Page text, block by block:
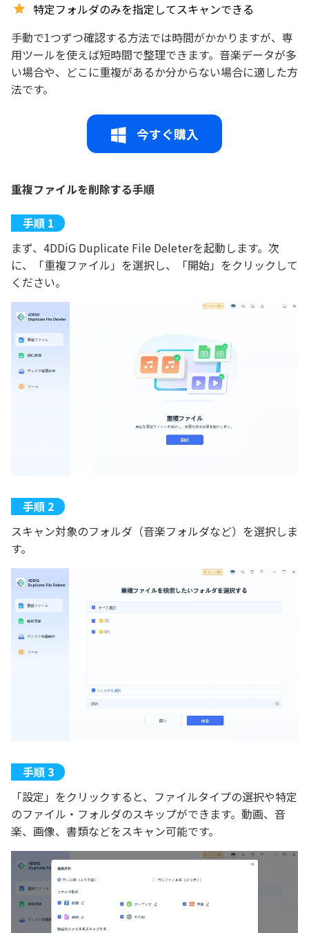
特定フォルダのみを指定してスキャンできる
手動で1つずつ確認する方法では時間がかかりますが、専
用ツールを使えば短時間で整理できます。音楽データが多
い場合や、どこに重複があるか分からない場合に適した方
法です。
今すぐ購入
重複ファイルを削除する手順
まず、4DDiG Duplicate File Deleterを起動します。次
に、「重複ファイル」を選択し、「開始」をクリックして
ください。
スキャン対象のフォルダ（音楽フォルダなど）を選択しま
す。
「設定」をクリックすると、ファイルタイプの選択や特定
のファイル・フォルダのスキップができます。動画、音
楽、画像、書類などをスキャン可能です。